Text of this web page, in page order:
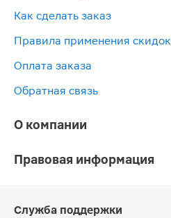
Как сделать заказ
Правила применения скидок
Оплата заказа
Обратная связь
О компании
Правовая информация
Служба поддержки